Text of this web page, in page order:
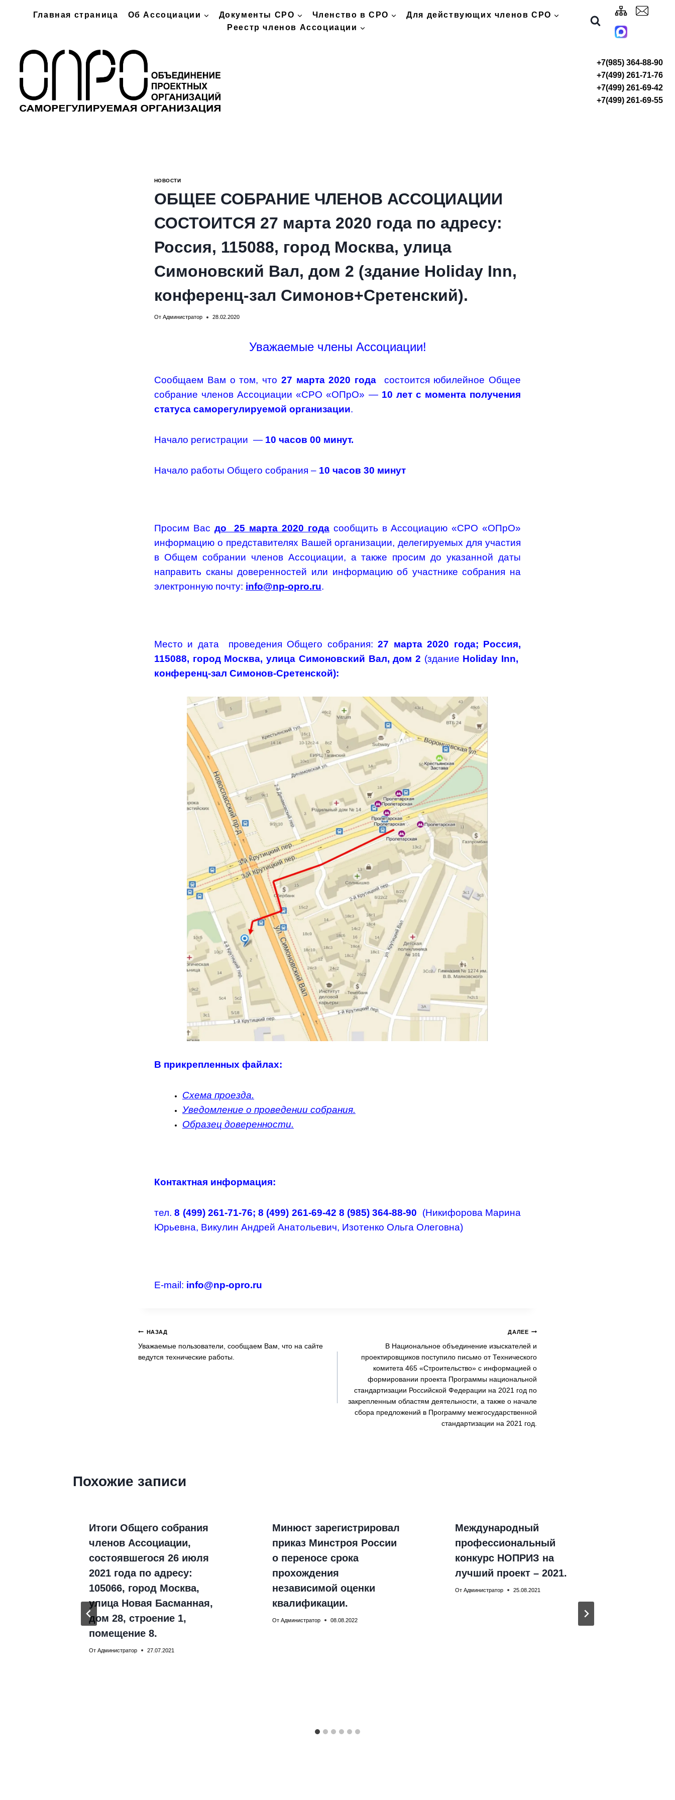
Главная страница Об Ассоциации Документы СРО Членство в СРО
Для действующих членов СРО
Реестр членов Ассоциации
+7(985) 364-88-90
+7(499) 261-71-76
+7(499) 261-69-42
+7(499) 261-69-55
НОВОСТИ
ОБЩЕЕ СОБРАНИЕ ЧЛЕНОВ АССОЦИАЦИИ
СОСТОИТСЯ 27 марта 2020 года по адресу:
Россия, 115088, город Москва, улица
Симоновский Вал, дом 2 (здание Holiday Inn,
конференц-зал Симонов+Сретенский).
От Администратор 28.02.2020
Уважаемые члены Ассоциации!
Сообщаем Вам о том, что 27 марта 2020 года состоится юбилейное Общее
собрание членов Ассоциации «СРО «ОПрО» — 10 лет с момента получения
статуса саморегулируемой организации.
Начало регистрации — 10 часов 00 минут.
Начало работы Общего собрания – 10 часов 30 минут
Просим Вас до 25 марта 2020 годасообщить в Ассоциацию «СРО «ОПрО»
информацию о представителях Вашей организации, делегируемых для участия
в Общем собрании членов Ассоциации, а также просим до указанной даты
направить сканы доверенностей или информацию об участнике собрания на
электронную почту: info@np-opro.ru.
Место и дата проведения Общего собрания:27 марта 2020 года; Россия,
115088, город Москва, улица Симоновский Вал, дом 2 (здание Holiday Inn,
конференц-зал Симонов-Сретенской):
В прикрепленных файлах:
Схема проезда.
Уведомление о проведении собрания.
Образец доверенности.
Контактная информация:
тел.8 (499) 261-71-76; 8 (499) 261-69-42 8 (985) 364-88-90 (Никифорова Марина
Юрьевна, Викулин Андрей Анатольевич, Изотенко Ольга Олеговна)
E-mail: info@np-opro.ru
Навигация
по
НАЗАД
Уважаемые пользователи, сообщаем Вам, что на сайте
ведутся технические работы.
ДАЛЕЕ
В Национальное объединение изыскателей и
проектировщиков поступило письмо от Технического
комитета 465 «Строительство» с информацией о
формировании проекта Программы национальной
стандартизации Российской Федерации на 2021 год по
закрепленным областям деятельности, а также о начале
сбора предложений в Программу межгосударственной
стандартизации на 2021 год.
Похожие записи
Итоги Общего собрания
членов Ассоциации,
состоявшегося 26 июля
2021 года по адресу:
105066, город Москва,
улица Новая Басманная,
дом 28, строение 1,
помещение 8.
От Администратор 27.07.2021
Минюст зарегистрировал
приказ Минстроя России
о переносе срока
прохождения
независимой оценки
квалификации.
От Администратор 08.08.2022
Международный
профессиональный
конкурс НОПРИЗ на
лучший проект – 2021.
От Администратор 25.08.2021